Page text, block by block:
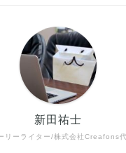
リーライター/株式会社Creafons
新田祐士